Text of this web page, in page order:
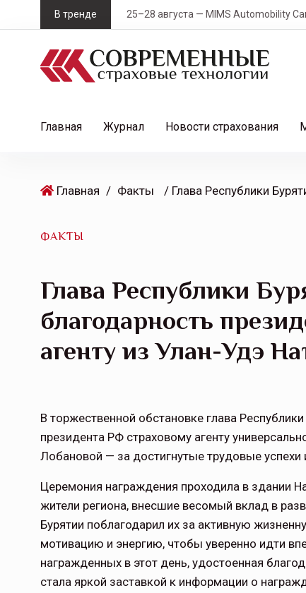
k
В тренде 25–28 августа — MIMS Automobility
Главная Журнал Новости страхования
Главная / Факты
ФАКТЫ
Глава Республики
благодарность
агенту из Улан-Удэ
В торжественной обстановке глава
президента РФ страховому агенту
Лобановой — за достигнутые трудовые
Церемония награждения проходила в здании
жители региона, внесшие весомый вклад в
Бурятии поблагодарил их за активную
мотивацию и энергию, чтобы уверенно идти
награжденных в этот день, удостоенная
стала яркой заставкой к информации о